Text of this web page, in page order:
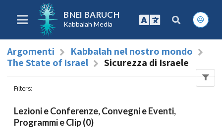
BNEI BARUCH
Kabbalah Media
Argomenti
Kabbalah nel nostro mondo
The State of Israel
Sicurezza di Israele
Filters:
Lezioni e Conferenze, Convegni e Eventi,
Programmi e Clip (0)